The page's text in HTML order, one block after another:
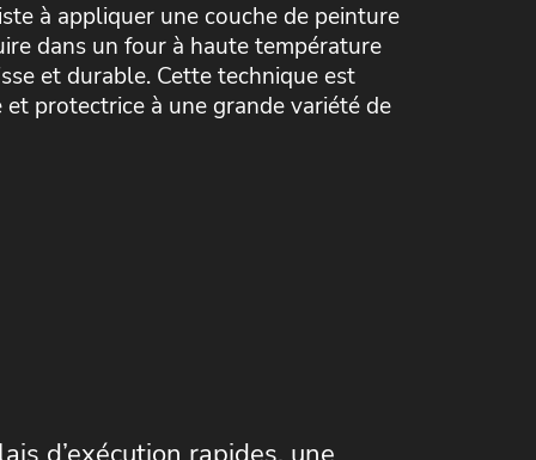
à appliquer une couche de peinture
dans un four à haute température
et durable. Cette technique est
protectrice à une grande variété de